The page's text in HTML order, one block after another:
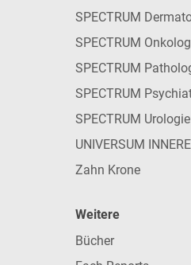
SPECTRUM
SPECTRUM
SPECTRUM
SPECTRUM
SPECTRUM Urologie
UNIVERSUM
Zahn Krone
Weitere
Bücher